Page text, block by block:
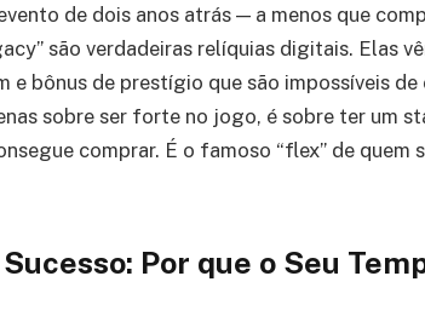
de dois anos atrás — a menos que
são verdadeiras relíquias digitais. Elas
e bônus de prestígio que são impossíveis
sobre ser forte no jogo, é sobre ter um
comprar. É o famoso “flex” de quem
Por que o Seu